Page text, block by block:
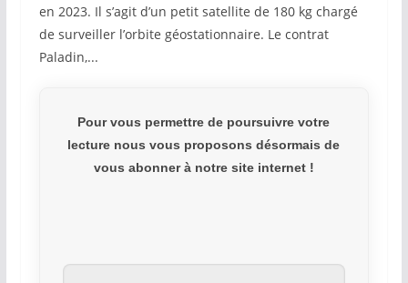
en 2023. Il s’agit d’un petit satellite de 180 kg chargé
de surveiller l’orbite géostationnaire. Le contrat
Paladin,...
Pour vous permettre de poursuivre votre
lecture nous vous proposons désormais de
vous abonner à notre site internet !